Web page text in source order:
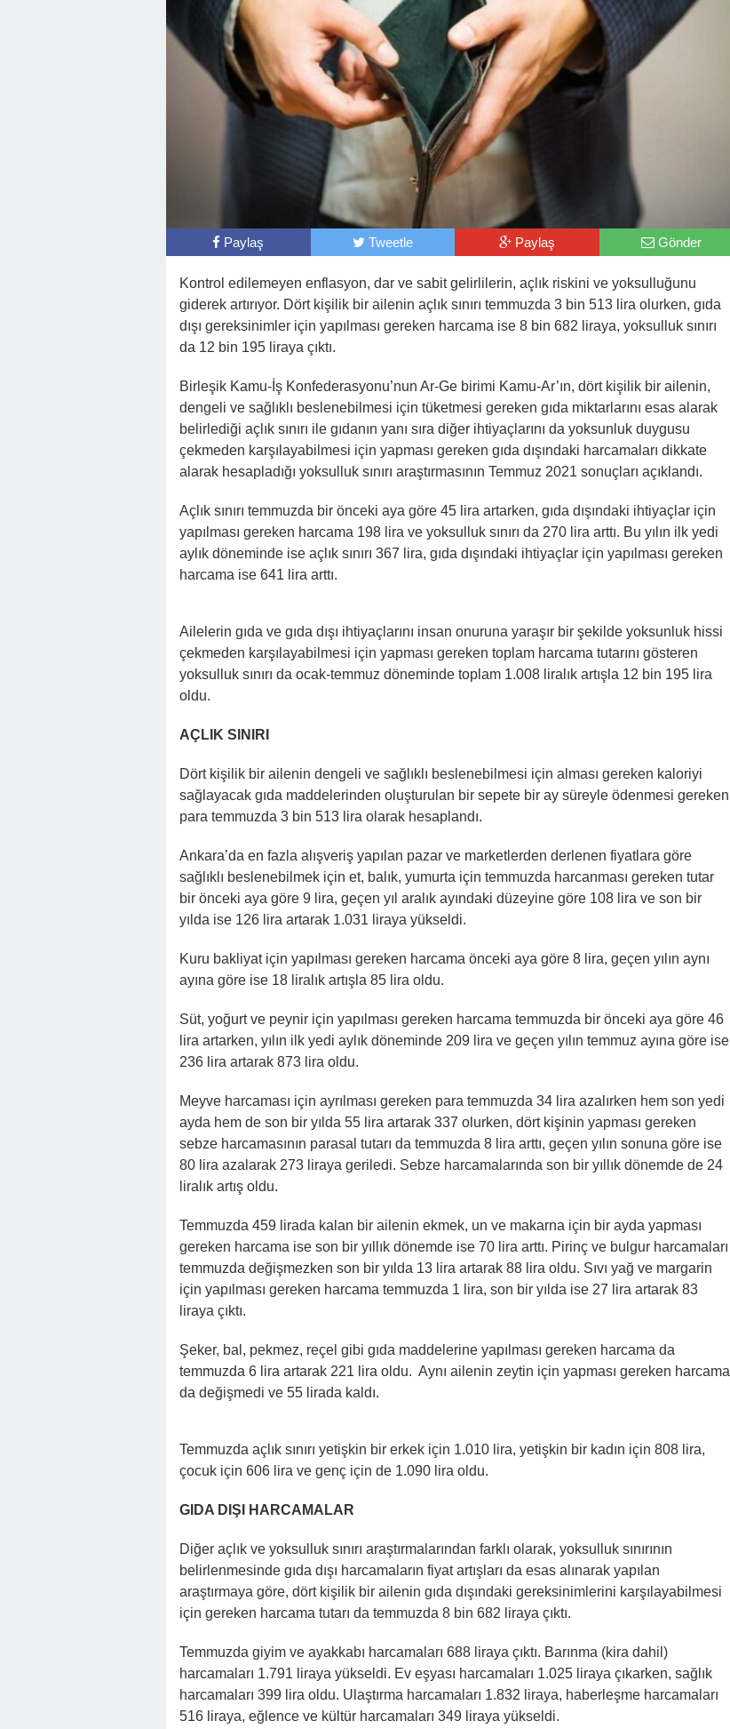
Paylaş Tweetle Paylaş Gönder
Kontrol edilemeyen enflasyon, dar ve sabit gelirlilerin, açlık riskini ve yoksulluğunu
giderek artırıyor. Dört kişilik bir ailenin açlık sınırı temmuzda 3 bin 513 lira olurken, gıda
dışı gereksinimler için yapılması gereken harcama ise 8 bin 682 liraya, yoksulluk sınırı
da 12 bin 195 liraya çıktı.
Birleşik Kamu-İş Konfederasyonu’nun Ar-Ge birimi Kamu-Ar’ın, dört kişilik bir ailenin,
dengeli ve sağlıklı beslenebilmesi için tüketmesi gereken gıda miktarlarını esas alarak
belirlediği açlık sınırı ile gıdanın yanı sıra diğer ihtiyaçlarını da yoksunluk duygusu
çekmeden karşılayabilmesi için yapması gereken gıda dışındaki harcamaları dikkate
alarak hesapladığı yoksulluk sınırı araştırmasının Temmuz 2021 sonuçları açıklandı.
Açlık sınırı temmuzda bir önceki aya göre 45 lira artarken, gıda dışındaki ihtiyaçlar için
yapılması gereken harcama 198 lira ve yoksulluk sınırı da 270 lira arttı. Bu yılın ilk yedi
aylık döneminde ise açlık sınırı 367 lira, gıda dışındaki ihtiyaçlar için yapılması gereken
harcama ise 641 lira arttı.
Ailelerin gıda ve gıda dışı ihtiyaçlarını insan onuruna yaraşır bir şekilde yoksunluk hissi
çekmeden karşılayabilmesi için yapması gereken toplam harcama tutarını gösteren
yoksulluk sınırı da ocak-temmuz döneminde toplam 1.008 liralık artışla 12 bin 195 lira
oldu.
AÇLIK SINIRI
Dört kişilik bir ailenin dengeli ve sağlıklı beslenebilmesi için alması gereken kaloriyi
sağlayacak gıda maddelerinden oluşturulan bir sepete bir ay süreyle ödenmesi gereken
para temmuzda 3 bin 513 lira olarak hesaplandı.
Ankara’da en fazla alışveriş yapılan pazar ve marketlerden derlenen fiyatlara göre
sağlıklı beslenebilmek için et, balık, yumurta için temmuzda harcanması gereken tutar
bir önceki aya göre 9 lira, geçen yıl aralık ayındaki düzeyine göre 108 lira ve son bir
yılda ise 126 lira artarak 1.031 liraya yükseldi.
Kuru bakliyat için yapılması gereken harcama önceki aya göre 8 lira, geçen yılın aynı
ayına göre ise 18 liralık artışla 85 lira oldu.
Süt, yoğurt ve peynir için yapılması gereken harcama temmuzda bir önceki aya göre 46
lira artarken, yılın ilk yedi aylık döneminde 209 lira ve geçen yılın temmuz ayına göre ise
236 lira artarak 873 lira oldu.
Meyve harcaması için ayrılması gereken para temmuzda 34 lira azalırken hem son yedi
ayda hem de son bir yılda 55 lira artarak 337 olurken, dört kişinin yapması gereken
sebze harcamasının parasal tutarı da temmuzda 8 lira arttı, geçen yılın sonuna göre ise
80 lira azalarak 273 liraya geriledi. Sebze harcamalarında son bir yıllık dönemde de 24
liralık artış oldu.
Temmuzda 459 lirada kalan bir ailenin ekmek, un ve makarna için bir ayda yapması
gereken harcama ise son bir yıllık dönemde ise 70 lira arttı. Pirinç ve bulgur harcamaları
temmuzda değişmezken son bir yılda 13 lira artarak 88 lira oldu. Sıvı yağ ve margarin
için yapılması gereken harcama temmuzda 1 lira, son bir yılda ise 27 lira artarak 83
liraya çıktı.
Şeker, bal, pekmez, reçel gibi gıda maddelerine yapılması gereken harcama da
temmuzda 6 lira artarak 221 lira oldu. Aynı ailenin zeytin için yapması gereken harcama
da değişmedi ve 55 lirada kaldı.
Temmuzda açlık sınırı yetişkin bir erkek için 1.010 lira, yetişkin bir kadın için 808 lira,
çocuk için 606 lira ve genç için de 1.090 lira oldu.
GIDA DIŞI HARCAMALAR
Diğer açlık ve yoksulluk sınırı araştırmalarından farklı olarak, yoksulluk sınırının
belirlenmesinde gıda dışı harcamaların fiyat artışları da esas alınarak yapılan
araştırmaya göre, dört kişilik bir ailenin gıda dışındaki gereksinimlerini karşılayabilmesi
için gereken harcama tutarı da temmuzda 8 bin 682 liraya çıktı.
Temmuzda giyim ve ayakkabı harcamaları 688 liraya çıktı. Barınma (kira dahil)
harcamaları 1.791 liraya yükseldi. Ev eşyası harcamaları 1.025 liraya çıkarken, sağlık
harcamaları 399 lira oldu. Ulaştırma harcamaları 1.832 liraya, haberleşme harcamaları
516 liraya, eğlence ve kültür harcamaları 349 liraya yükseldi.